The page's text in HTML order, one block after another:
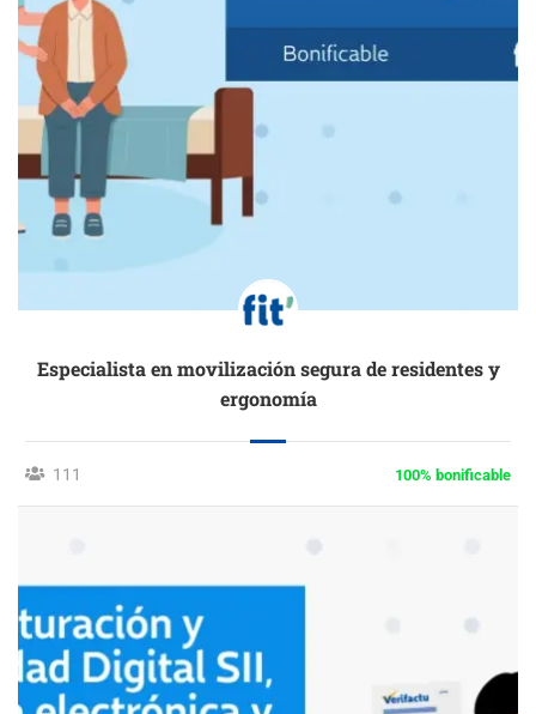
Especialista en movilización segura de residentes y
ergonomía
111 100% bonificable